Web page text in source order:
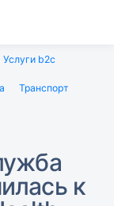
Услуги b2c
Транспорт
к